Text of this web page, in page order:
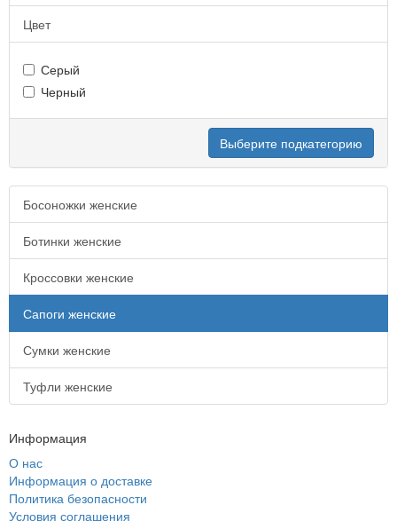
Цвет
Серый
Черный
Выберите подкатегорию
Босоножки женские
Ботинки женские
Кроссовки женские
Сапоги женские
Сумки женские
Туфли женские
Информация
О нас
Информация о доставке
Политика безопасности
Условия соглашения